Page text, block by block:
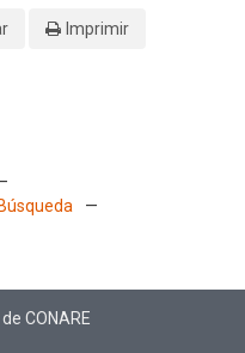
Imprimir
—
CONARE